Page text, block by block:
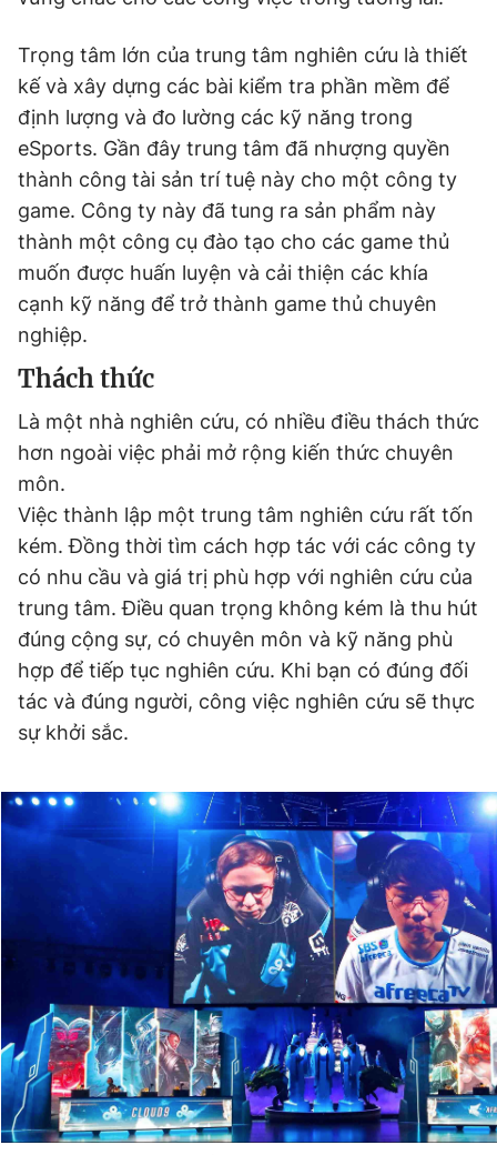
Trọng tâm lớn của trung tâm nghiên cứu là thiết
kế và xây dựng các bài kiểm tra phần mềm để
định lượng và đo lường các kỹ năng trong
eSports. Gần đây trung tâm đã nhượng quyền
thành công tài sản trí tuệ này cho một công ty
game. Công ty này đã tung ra sản phẩm này
thành một công cụ đào tạo cho các game thủ
muốn được huấn luyện và cải thiện các khía
cạnh kỹ năng để trở thành game thủ chuyên
nghiệp.
Thách thức
Là một nhà nghiên cứu, có nhiều điều thách thức
hơn ngoài việc phải mở rộng kiến thức chuyên
môn.
Việc thành lập một trung tâm nghiên cứu rất tốn
kém. Đồng thời tìm cách hợp tác với các công ty
có nhu cầu và giá trị phù hợp với nghiên cứu của
trung tâm. Điều quan trọng không kém là thu hút
đúng cộng sự, có chuyên môn và kỹ năng phù
hợp để tiếp tục nghiên cứu. Khi bạn có đúng đối
tác và đúng người, công việc nghiên cứu sẽ thực
sự khởi sắc.